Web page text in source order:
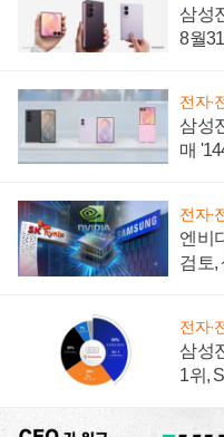
삼성
8월
전자·
삼성
매
전자·
엔비
검토,
전자·
삼성
1위,